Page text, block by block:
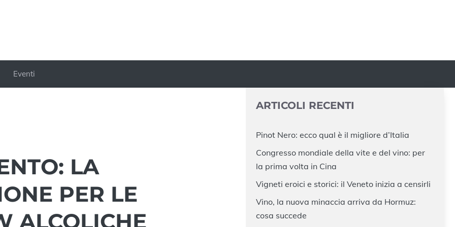
Eventi
LA
PER LE
ALCOLICHE
ARTICOLI RECENTI
Pinot Nero: ecco qual è il migliore d’Italia
Congresso mondiale della vite e del vino: per
la prima volta in Cina
Vigneti eroici e storici: il Veneto inizia a censirli
Vino, la nuova minaccia arriva da Hormuz:
cosa succede